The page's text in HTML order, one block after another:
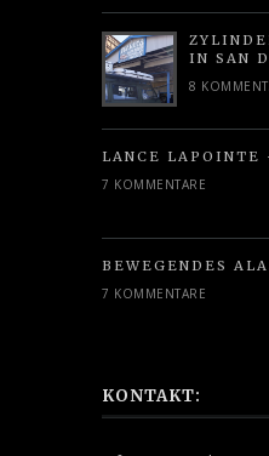
IN SAN
8
LANCE LAPOINTE
7 KOMMENTARE
BEWEGENDES
7 KOMMENTARE
KONTAKT: